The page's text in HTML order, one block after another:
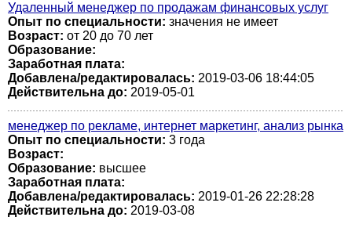
Удаленный менеджер по продажам финансовых услуг
Опыт по специальности: значения не имеет
Возраст: от 20 до 70 лет
Образование:
Заработная плата:
Добавлена/редактировалась: 2019-03-06 18:44:05
Действительна до: 2019-05-01
менеджер по рекламе, интернет маркетинг, анализ рынка
Опыт по специальности: 3 года
Возраст:
Образование: высшее
Заработная плата:
Добавлена/редактировалась: 2019-01-26 22:28:28
Действительна до: 2019-03-08